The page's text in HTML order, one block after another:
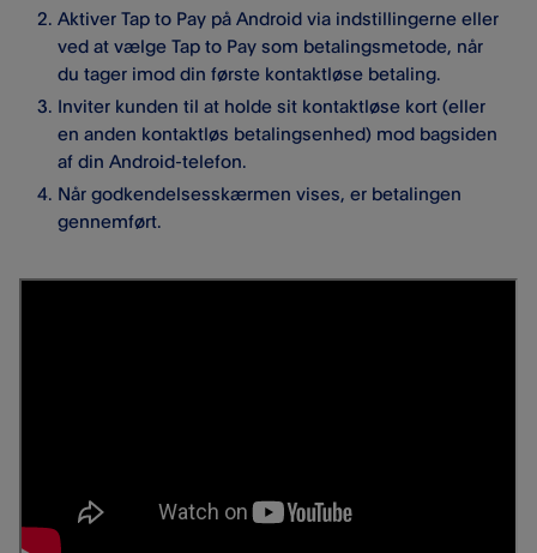
Aktiver Tap to Pay på Android via indstillingerne eller
ved at vælge Tap to Pay som betalingsmetode, når
du tager imod din første kontaktløse betaling.
Inviter kunden til at holde sit kontaktløse kort (eller
en anden kontaktløs betalingsenhed) mod bagsiden
af din Android-telefon.
Når godkendelsesskærmen vises, er betalingen
gennemført.